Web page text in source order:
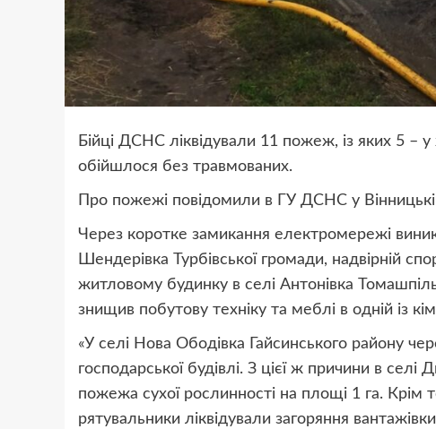
Бійці ДСНС ліквідували 11 пожеж, із яких 5 –
обійшлося без травмованих.
Про пожежі повідомили в ГУ ДСНС у
Через коротке замикання електромережі
Шендерівка Турбівської громади, надвірній
житловому будинку в селі Антонівка
знищив побутову техніку та меблі в одній із
«У селі Нова Ободівка Гайсинського району
господарської будівлі. З цієї ж причини в
пожежа сухої рослинності на площі 1 га.
рятувальники ліквідували загоряння